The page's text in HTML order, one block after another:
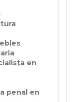
en
penal en